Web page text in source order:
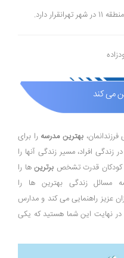
دارد.
می کند
بهترین مدرسه را برای
زندگی افراد، مسیر زندگی آنها را
کودکان قدرت تشخص برترینها را
مسائل زندگی بهترین ها را
عزیز راهنمایی می کند و مدارس
نهایت این شما هستید که یکی